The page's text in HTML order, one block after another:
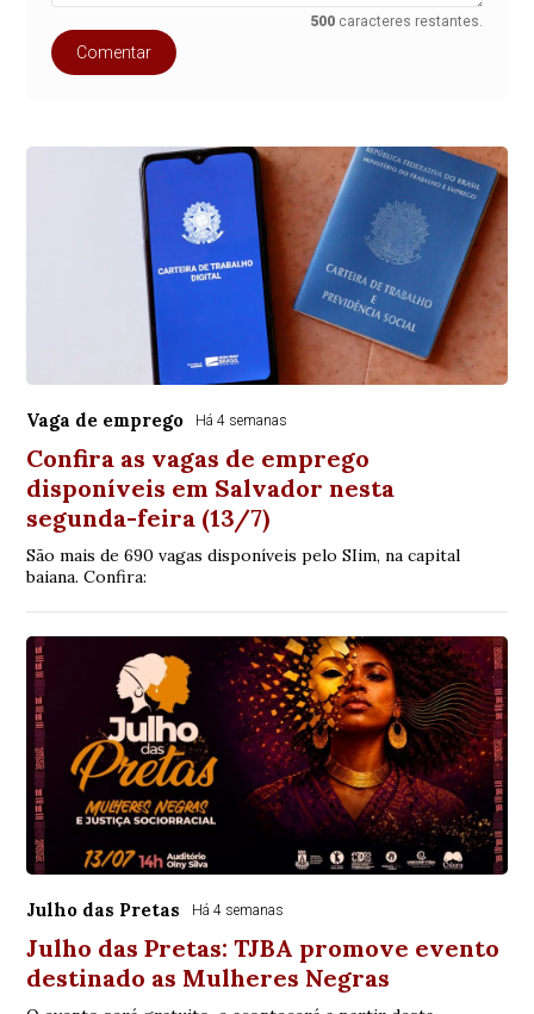
500 caracteres restantes.
Comentar
Vaga de emprego Há 4 semanas
Confira as vagas de emprego
disponíveis em Salvador nesta
segunda-feira (13/7)
São mais de 690 vagas disponíveis pelo SIim, na capital
baiana. Confira:
Julho das Pretas Há 4 semanas
Julho das Pretas: TJBA promove evento
destinado as Mulheres Negras